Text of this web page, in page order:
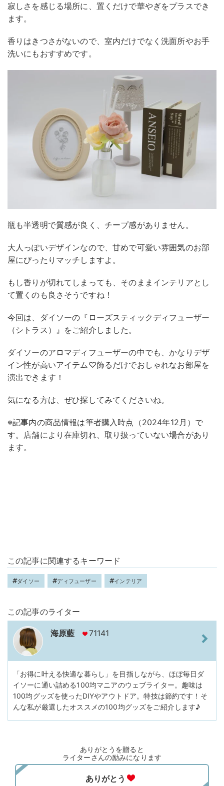
寂しさを感じる場所に、置くだけで華やぎをプラスでき
ます。
香りはきつさがないので、室内だけでなく洗面所やお手
洗いにもおすすめです。
瓶も半透明で質感が良く、チープ感がありません。
大人っぽいデザインなので、甘めで可愛い雰囲気のお部
屋にぴったりマッチしますよ。
もし香りが切れてしまっても、そのままインテリアとし
て置くのも良さそうですね！
今回は、ダイソーの『ローズスティックディフューザー
（シトラス）』をご紹介しました。
ダイソーのアロマディフューザーの中でも、かなりデザ
イン性が高いアイテム♡飾るだけでおしゃれなお部屋を
演出できます！
気になる方は、ぜひ探してみてくださいね。
※記事内の商品情報は筆者購入時点（2024年12月）で
す。店舗により在庫切れ、取り扱っていない場合があり
ます。
この記事に関連するキーワード
ダイソー ディフューザー インテリア
この記事のライター
海原藍 71141
「お得に叶える快適な暮らし」を目指しながら、ほぼ毎日ダ
イソーに通い詰める100均マニアのウェブライター。趣味は
100均グッズを使ったDIYやアウトドア。特技は節約です！そ
んな私が厳選したオススメの100均グッズをご紹介します♪
ありがとうを贈ると
ライターさんの励みになります